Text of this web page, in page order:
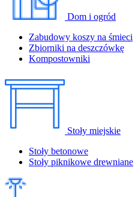
Dom i ogród
Zabudowy koszy na śmieci
Zbiorniki na deszczówkę
Kompostowniki
Stoły miejskie
Stoły betonowe
Stoły piknikowe drewniane